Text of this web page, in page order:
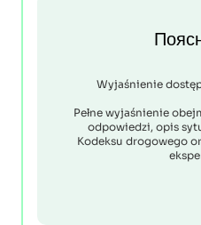
Wyjaśnienie
Pełne wyjaśnienie
odpowiedzi, opis
Kodeksu drogowego